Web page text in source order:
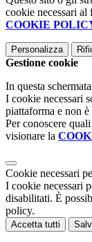
cookie necessari
COOKIE
Personalizza
Gestione cookie
In questa
I cookie necessari
piattaforma e non
Per conoscere
visionare la
Cookie necessari
I cookie necessari
disabilitati. È
policy.
Accetta tutti